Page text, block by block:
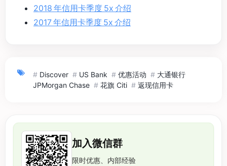
2018 年信用卡季度 5x 介绍
2017 年信用卡季度 5x 介绍
# Discover # US Bank # 优惠活动 # 大通银行
JPMorgan Chase # 花旗 Citi # 返现信用卡
加入微信群
限时优惠、内部经验